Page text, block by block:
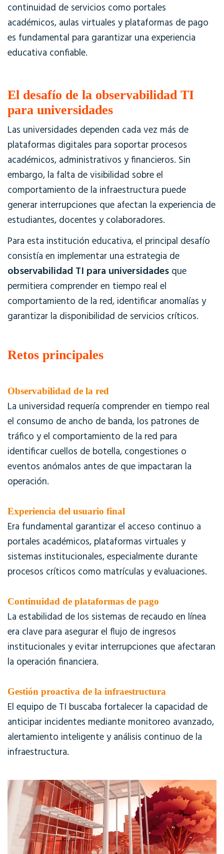
continuidad de servicios como portales
académicos, aulas virtuales y plataformas de pago
es fundamental para garantizar una experiencia
educativa confiable.
El desafío de la observabilidad TI
para universidades
Las universidades dependen cada vez más de
plataformas digitales para soportar procesos
académicos, administrativos y financieros. Sin
embargo, la falta de visibilidad sobre el
comportamiento de la infraestructura puede
generar interrupciones que afectan la experiencia de
estudiantes, docentes y colaboradores.
Para esta institución educativa, el principal desafío
consistía en implementar una estrategia de
observabilidad TI para universidades que
permitiera comprender en tiempo real el
comportamiento de la red, identificar anomalías y
garantizar la disponibilidad de servicios críticos.
Retos principales
Observabilidad de la red
La universidad requería comprender en tiempo real
el consumo de ancho de banda, los patrones de
tráfico y el comportamiento de la red para
identificar cuellos de botella, congestiones o
eventos anómalos antes de que impactaran la
operación.
Experiencia del usuario final
Era fundamental garantizar el acceso continuo a
portales académicos, plataformas virtuales y
sistemas institucionales, especialmente durante
procesos críticos como matrículas y evaluaciones.
Continuidad de plataformas de pago
La estabilidad de los sistemas de recaudo en línea
era clave para asegurar el flujo de ingresos
institucionales y evitar interrupciones que afectaran
la operación financiera.
Gestión proactiva de la infraestructura
El equipo de TI buscaba fortalecer la capacidad de
anticipar incidentes mediante monitoreo avanzado,
alertamiento inteligente y análisis continuo de la
infraestructura.